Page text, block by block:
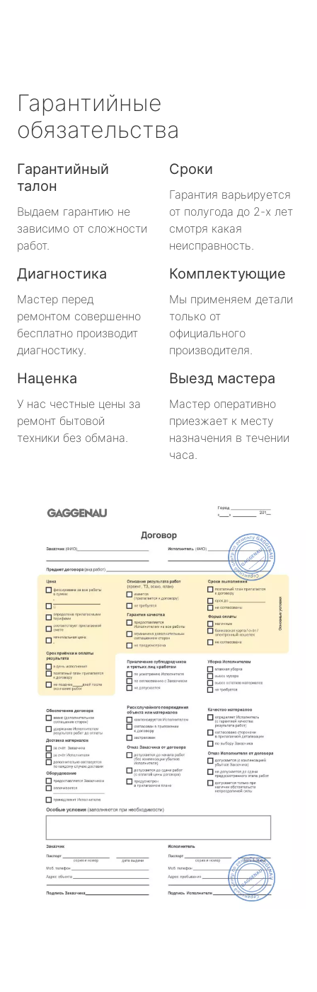
Гарантийные
обязательства
Гарантийный
талон
Выдаем гарантию не
зависимо от сложности
работ.
Сроки
Гарантия варьируется
от полугода до 2-х лет
смотря какая
неисправность.
Диагностика
Мастер перед
ремонтом совершенно
бесплатно производит
диагностику.
Комплектующие
Мы применяем детали
только от
официального
производителя.
Наценка
У нас честные цены за
ремонт бытовой
техники без обмана.
Выезд мастера
Мастер оперативно
приезжает к месту
назначения в течении
часа.